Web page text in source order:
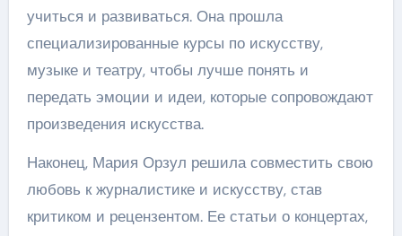
учиться и развиваться. Она прошла
специализированные курсы по искусству,
музыке и театру, чтобы лучше понять и
передать эмоции и идеи, которые сопровождают
произведения искусства.
Наконец, Мария Орзул решила совместить свою
любовь к журналистике и искусству, став
критиком и рецензентом. Ее статьи о концертах,